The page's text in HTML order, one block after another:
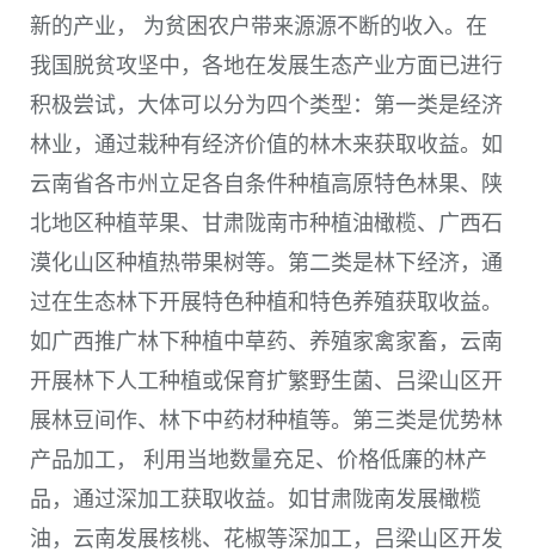
新的产业， 为贫困农户带来源源不断的收入。在
我国脱贫攻坚中，各地在发展生态产业方面已进行
积极尝试，大体可以分为四个类型：第一类是经济
林业，通过栽种有经济价值的林木来获取收益。如
云南省各市州立足各自条件种植高原特色林果、陕
北地区种植苹果、甘肃陇南市种植油橄榄、广西石
漠化山区种植热带果树等。第二类是林下经济，通
过在生态林下开展特色种植和特色养殖获取收益。
如广西推广林下种植中草药、养殖家禽家畜，云南
开展林下人工种植或保育扩繁野生菌、吕梁山区开
展林豆间作、林下中药材种植等。第三类是优势林
产品加工， 利用当地数量充足、价格低廉的林产
品，通过深加工获取收益。如甘肃陇南发展橄榄
油，云南发展核桃、花椒等深加工，吕梁山区开发